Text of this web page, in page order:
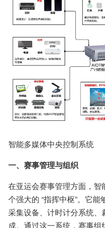
智能多媒体中央控制系统
一、赛事管理与组织
在亚运会赛事管理方面，
个强大的 “指挥中枢”。它
采集设备、计时计分系统
成。通过这一系统，赛事